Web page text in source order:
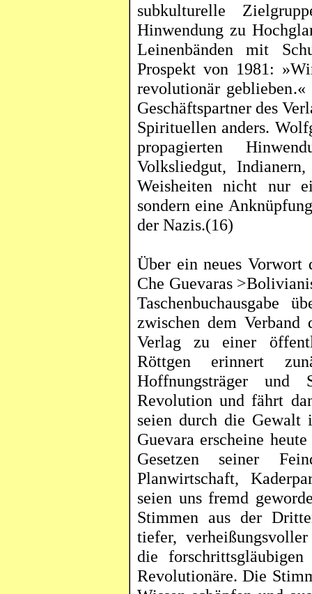
subkulturelle
Hinwendung zu
Leinenbänden mit
Prospekt von 1981:
revolutionär geblieben.«
Geschäftspartner des
Spirituellen anders.
propagierten
Volksliedgut,
Weisheiten nicht nur
sondern eine
der Nazis.(16)
Über ein neues Vorwort
Che Guevaras
Taschenbuchausgabe
zwischen dem Verband
Verlag zu einer
Röttgenerinnert
Hoffnungsträger und
Revolution und fährt
seien durch die
Guevara erscheine
Gesetzen seiner
Planwirtschaft,
seien uns fremd
Stimmen aus der
tiefer,
dieforschrittsgläubigen
Revolutionäre. Die